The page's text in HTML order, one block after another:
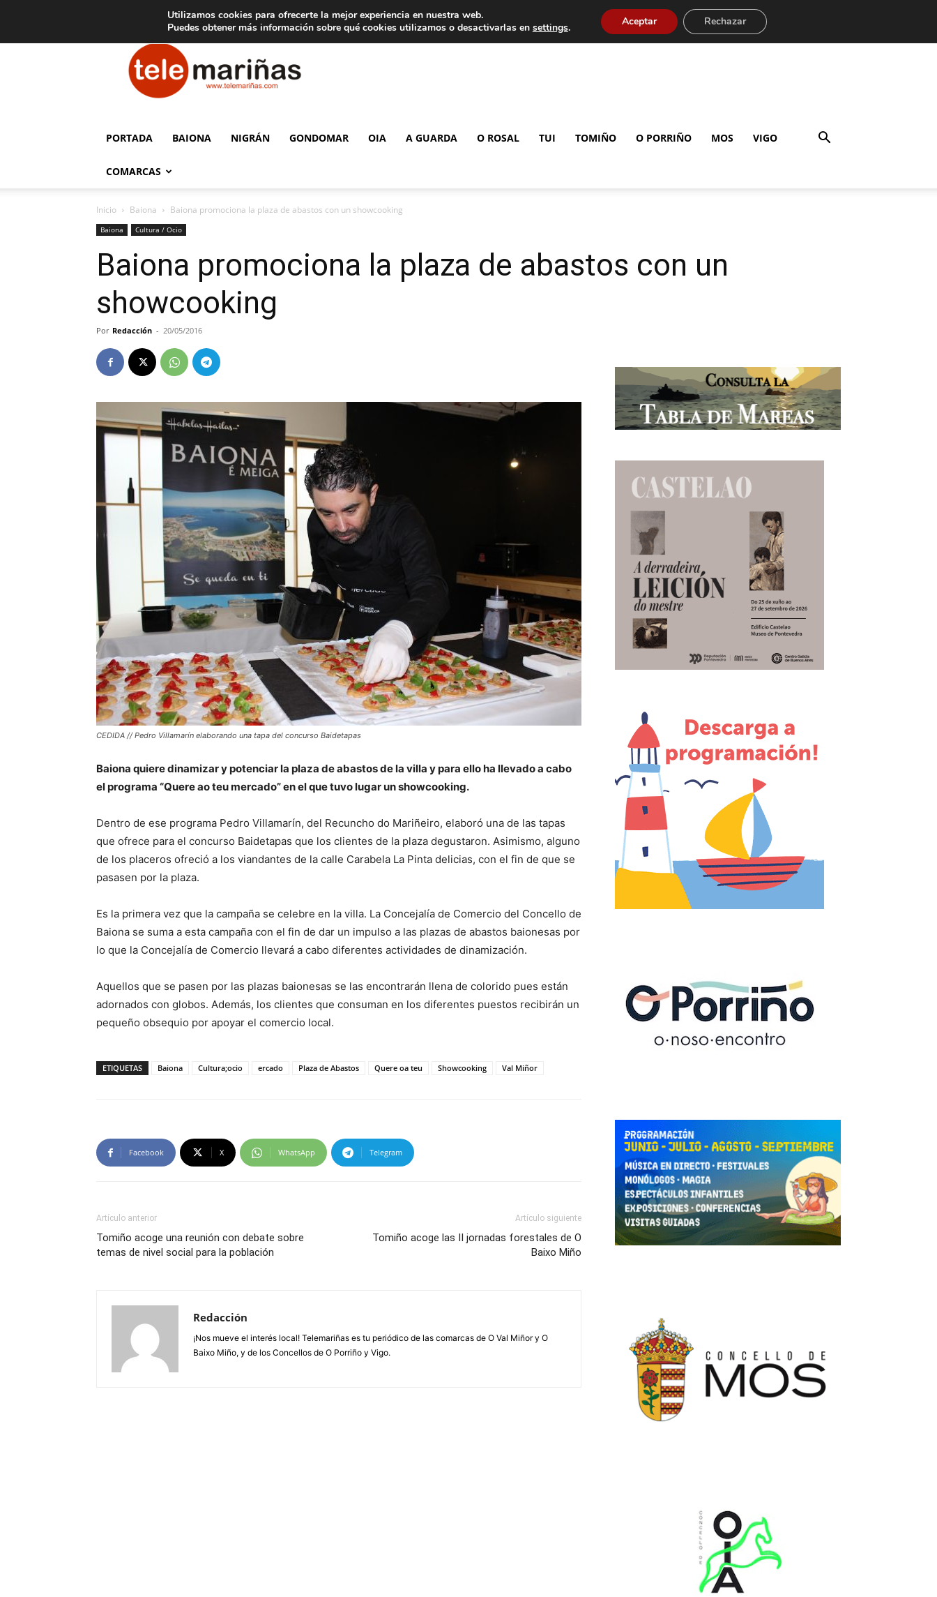
Aviso legal Tarifas de publicidad
Telemariñas
PORTADA BAIONA NIGRÁN GONDOMAR OIA A GUARDA O ROSAL TUI TOMIÑO O PORRIÑO MOS VIGO
COMARCAS
Inicio Baiona Baiona promociona la plaza de abastos con un showcooking
Baiona Cultura / Ocio
Baiona promociona la plaza de abastos con un
showcooking
Por Redacción - 20/05/2016
CEDIDA // Pedro Villamarín elaborando una tapa del concurso Baidetapas
Baiona quiere dinamizar y potenciar la plaza de abastos de la villa y para ello ha llevado a cabo
el programa “Quere ao teu mercado” en el que tuvo lugar un showcooking.
Dentro de ese programa Pedro Villamarín, del Recuncho do Mariñeiro, elaboró una de las tapas
que ofrece para el concurso Baidetapas que los clientes de la plaza degustaron. Asimismo, alguno
de los placeros ofreció a los viandantes de la calle Carabela La Pinta delicias, con el fin de que se
pasasen por la plaza.
Es la primera vez que la campaña se celebre en la villa. La Concejalía de Comercio del Concello de
Baiona se suma a esta campaña con el fin de dar un impulso a las plazas de abastos baionesas por
lo que la Concejalía de Comercio llevará a cabo diferentes actividades de dinamización.
Aquellos que se pasen por las plazas baionesas se las encontrarán llena de colorido pues están
adornados con globos. Además, los clientes que consuman en los diferentes puestos recibirán un
pequeño obsequio por apoyar el comercio local.
ETIQUETAS Baiona Cultura;ocio ercado Plaza de Abastos Quere oa teu Showcooking Val Miñor
Facebook X WhatsApp Telegram
Artículo anterior
Tomiño acoge una reunión con debate sobre
temas de nivel social para la población
Artículo siguiente
Tomiño acoge las II jornadas forestales de O
Baixo Miño
Redacción
¡Nos mueve el interés local! Telemariñas es tu periódico de las comarcas de O Val Miñor y O
Baixo Miño, y de los Concellos de O Porriño y Vigo.
Utilizamos cookies para ofrecerte la mejor experiencia en nuestra web.
Puedes obtener más información sobre qué cookies utilizamos o desactivarlas en settings. Aceptar Rechazar